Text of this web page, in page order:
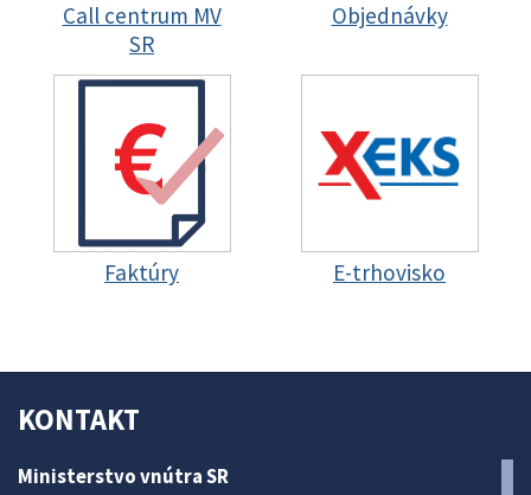
Call centrum MV
SR
Objednávky
Faktúry E-trhovisko
KONTAKT
Ministerstvo vnútra SR